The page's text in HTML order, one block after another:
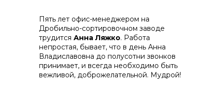
Пять лет офис-менеджером на
Дробильно-сортировочном заводе
трудится Анна Ляжко. Работа
непростая, бывает, что в день Анна
Владиславовна до полусотни звонков
принимает, и всегда необходимо быть
вежливой, доброжелательной. Мудрой!